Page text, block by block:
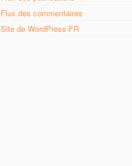
Flux des commentaires
Site de WordPress-FR